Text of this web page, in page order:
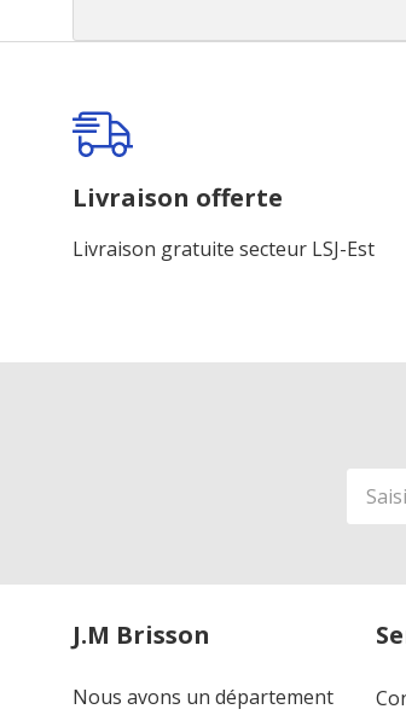
personnalisé
Livraison offerte
Livraison gratuite secteur LSJ-Est
de
J.M Brisson
Nous avons un département